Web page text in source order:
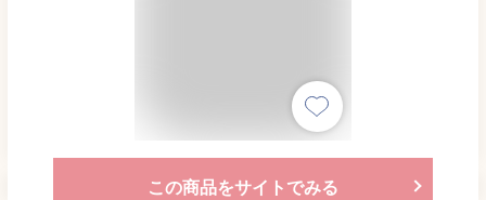
この商品をサイトでみる